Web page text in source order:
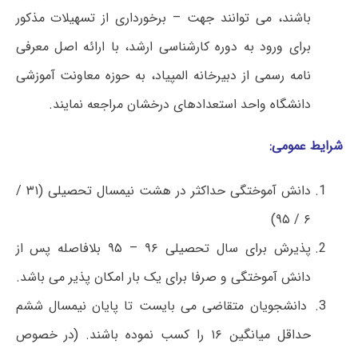
باشند، می توانند جهت – برخورداری از تسهیلات مذکور
برای ورود به دوره کارشناسی ارشد، با ارائه اصل معرفی
نامه رسمی از دبیرخانه المپیاد، به حوزه معاونت آموزشی
دانشگاه واحد استعدادهای درخشان مراجعه نمایند.
شرایط عمومی:
دانش آموختگی حداکثر در هشت نیمسال تحصیلی (۳۱ /
۶ / ۹۵)
پذیرش برای سال تحصیلی ۹۶ – ۹۵ بلافاصله پس از
دانش آموختگی و صرفا برای یک بار امکان پذیر می باشد.
دانشجویان متقاضی می بایست تا پایان نیمسال ششم
حداقل میانگین ۱۶ را کسب نموده باشند. (در خصوص